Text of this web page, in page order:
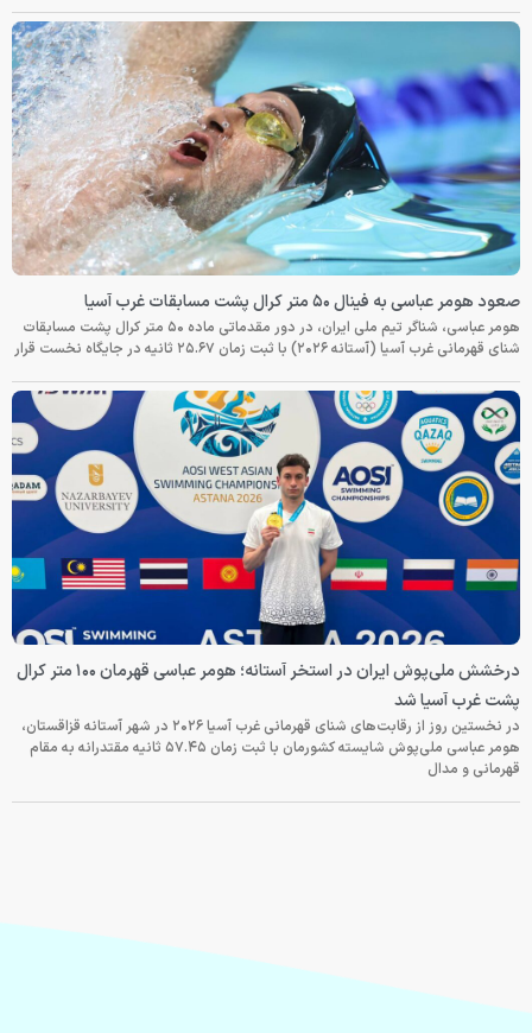
صعود هومر عباسی به فینال ۵۰ متر کرال پشت مسابقات غرب آسیا
هومر عباسی، شناگر تیم ملی ایران، در دور مقدماتی ماده ۵۰ متر کرال پشت مسابقات
شنای قهرمانی غرب آسیا (آستانه ۲۰۲۶) با ثبت زمان ۲۵.۶۷ ثانیه در جایگاه نخست قرار
درخشش ملی‌پوش ایران در استخر آستانه؛ هومر عباسی قهرمان ۱۰۰ متر کرال
پشت غرب آسیا شد
در نخستین روز از رقابت‌های شنای قهرمانی غرب آسیا ۲۰۲۶ در شهر آستانه قزاقستان،
هومر عباسی ملی‌پوش شایسته کشورمان با ثبت زمان ۵۷.۴۵ ثانیه مقتدرانه به مقام
قهرمانی و مدال